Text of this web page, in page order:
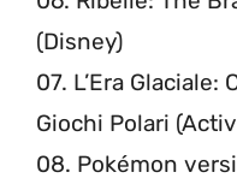
(Disney)
07. L’Era
Giochi Polari
08. Pokémon